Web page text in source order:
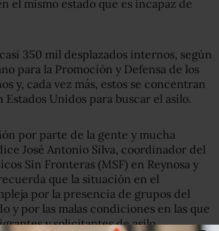
el mismo estado que es incapaz de
350 mil desplazados internos, según
para la Promoción y Defensa de los
y, cada vez más, estos se concentran
Unidos para buscar el asilo.
por parte de la gente y mucha
José Antonio Silva, coordinador del
Sin Fronteras (MSF) en Reynosa y
que la situación en el
por la presencia de grupos del
y por las malas condiciones en las que
y solicitantes de asilo.